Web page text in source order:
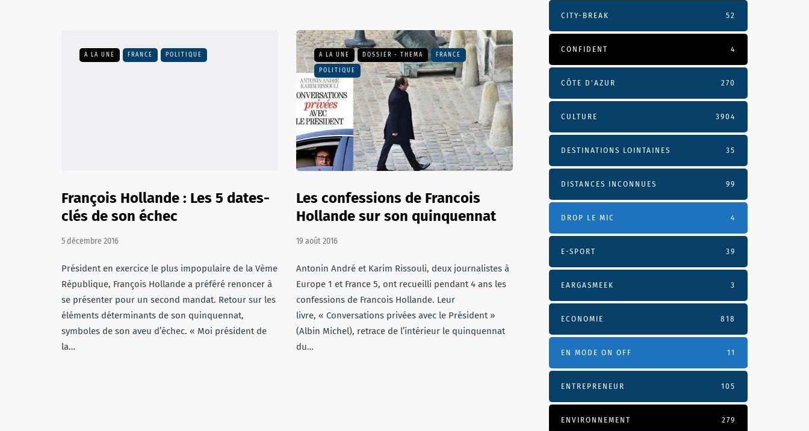
A LA UNE FRANCE POLITIQUE
François Hollande : Les 5 dates-
clés de son échec
5 décembre 2016
Président en exercice le plus impopulaire de la Vème
République, François Hollande a préféré renoncer à
se présenter pour un second mandat. Retour sur les
éléments déterminants de son quinquennat,
symboles de son aveu d’échec. « Moi président de
la…
A LA UNE DOSSIER - THEMA FRANCE
POLITIQUE
Les confessions de Francois
Hollande sur son quinquennat
19 août 2016
Antonin André et Karim Rissouli, deux journalistes à
Europe 1 et France 5, ont recueilli pendant 4 ans les
confessions de Francois Hollande. Leur
livre, « Conversations privées avec le Président »
(Albin Michel), retrace de l’intérieur le quinquennat
du…
CITY-BREAK 52
CONFIDENT 4
CÔTE D’AZUR 270
CULTURE 3904
DESTINATIONS LOINTAINES 35
DISTANCES INCONNUES 99
DROP LE MIC 4
E-SPORT 39
EARGASMEEK 3
ECONOMIE 818
EN MODE ON OFF 11
ENTREPRENEUR 105
ENVIRONNEMENT 279